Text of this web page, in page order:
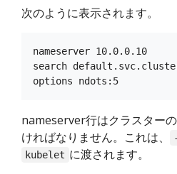
次のように表示されます。
nameserver 10.0.0.10
search
nameserver行はクラスター
ければなりません。これは、
kubelet に渡されます。